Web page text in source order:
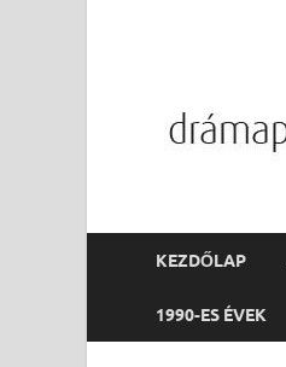
KEZDŐLAP
1990-ES ÉVEK